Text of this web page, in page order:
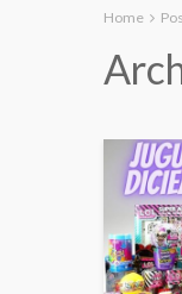
Home